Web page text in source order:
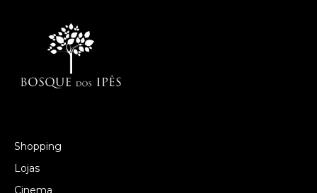
Shopping
Lojas
Cinema